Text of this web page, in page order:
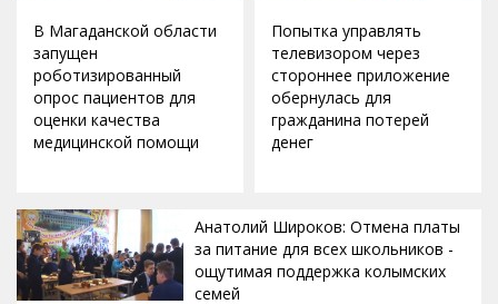
В Магаданской области
запущен
роботизированный
опрос пациентов для
оценки качества
медицинской помощи
Попытка управлять
телевизором через
стороннее приложение
обернулась для
гражданина потерей
денег
Анатолий Широков: Отмена платы
за питание для всех школьников -
ощутимая поддержка колымских
семей